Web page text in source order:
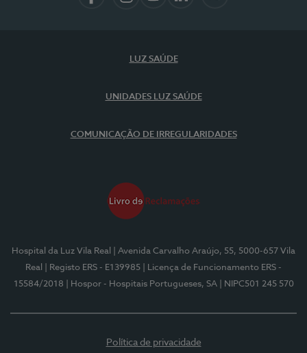
LUZ SAÚDE
UNIDADES LUZ SAÚDE
COMUNICAÇÃO DE IRREGULARIDADES
Hospital da Luz Vila Real
| Avenida Carvalho Araújo, 55, 5000-657 Vila
Real
| Registo ERS - E139985
| Licença de Funcionamento ERS -
15584/2018
| Hospor - Hospitais Portugueses, SA | NIPC501 245 570
Política de privacidade